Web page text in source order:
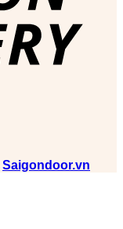
Saigondoor.vn